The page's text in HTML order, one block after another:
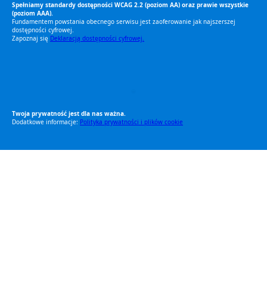
Spełniamy standardy dostępności WCAG 2.2 (poziom AA) oraz prawie wszystkie
(poziom AAA).
Fundamentem powstania obecnego serwisu jest zaoferowanie jak najszerszej
dostępności cyfrowej.
Zapoznaj się Deklaracją dostępności cyfrowej.
Twoja prywatność jest dla nas ważna.
Dodatkowe informacje: Polityka prywatności i plików cookie